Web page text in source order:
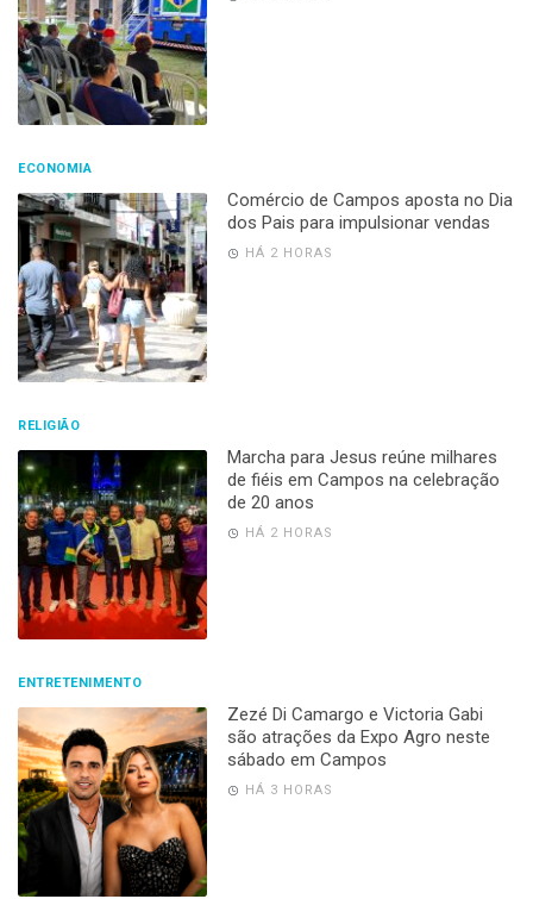
ECONOMIA
Comércio de Campos aposta no Dia
dos Pais para impulsionar vendas
HÁ 2 HORAS
RELIGIÃO
Marcha para Jesus reúne milhares
de fiéis em Campos na celebração
de 20 anos
HÁ 2 HORAS
ENTRETENIMENTO
Zezé Di Camargo e Victoria Gabi
são atrações da Expo Agro neste
sábado em Campos
HÁ 3 HORAS